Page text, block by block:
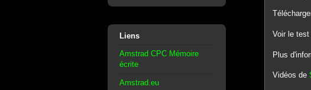
Liens
Amstrad CPC Mémoire
écrite
Amstrad.eu
Voir le test
Plus
Vidéos de